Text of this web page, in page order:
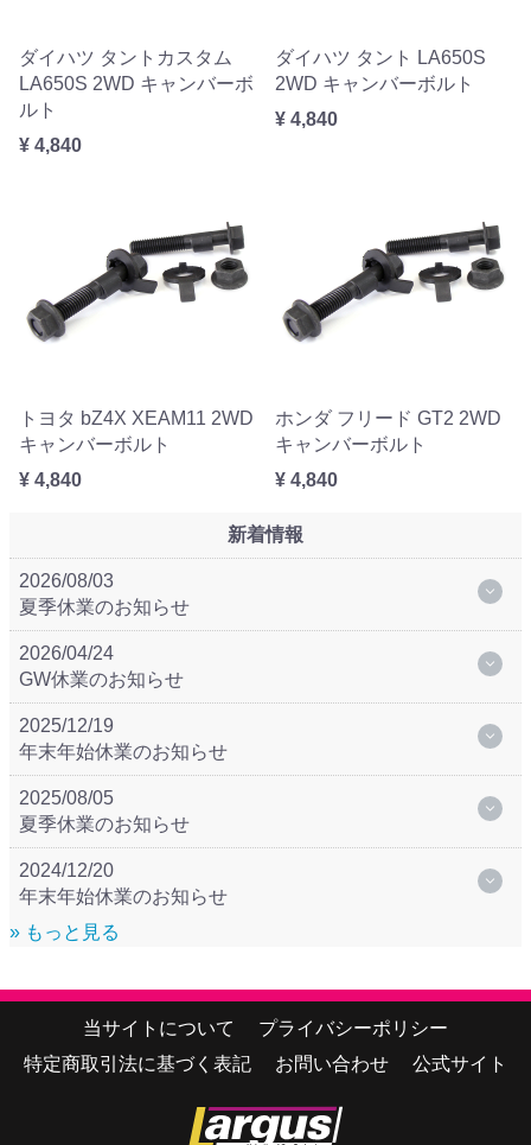
ダイハツ タントカスタム
LA650S 2WD キャンバーボ
ルト
¥ 4,840
ダイハツ タント LA650S
2WD キャンバーボルト
¥ 4,840
トヨタ bZ4X XEAM11 2WD
キャンバーボルト
¥ 4,840
ホンダ フリード GT2 2WD
キャンバーボルト
¥ 4,840
新着情報
2026/08/03
夏季休業のお知らせ
2026/04/24
GW休業のお知らせ
2025/12/19
年末年始休業のお知らせ
2025/08/05
夏季休業のお知らせ
2024/12/20
年末年始休業のお知らせ
» もっと見る
当サイトについて
プライバシーポリシー
特定商取引法に基づく表記
お問い合わせ 公式サイト